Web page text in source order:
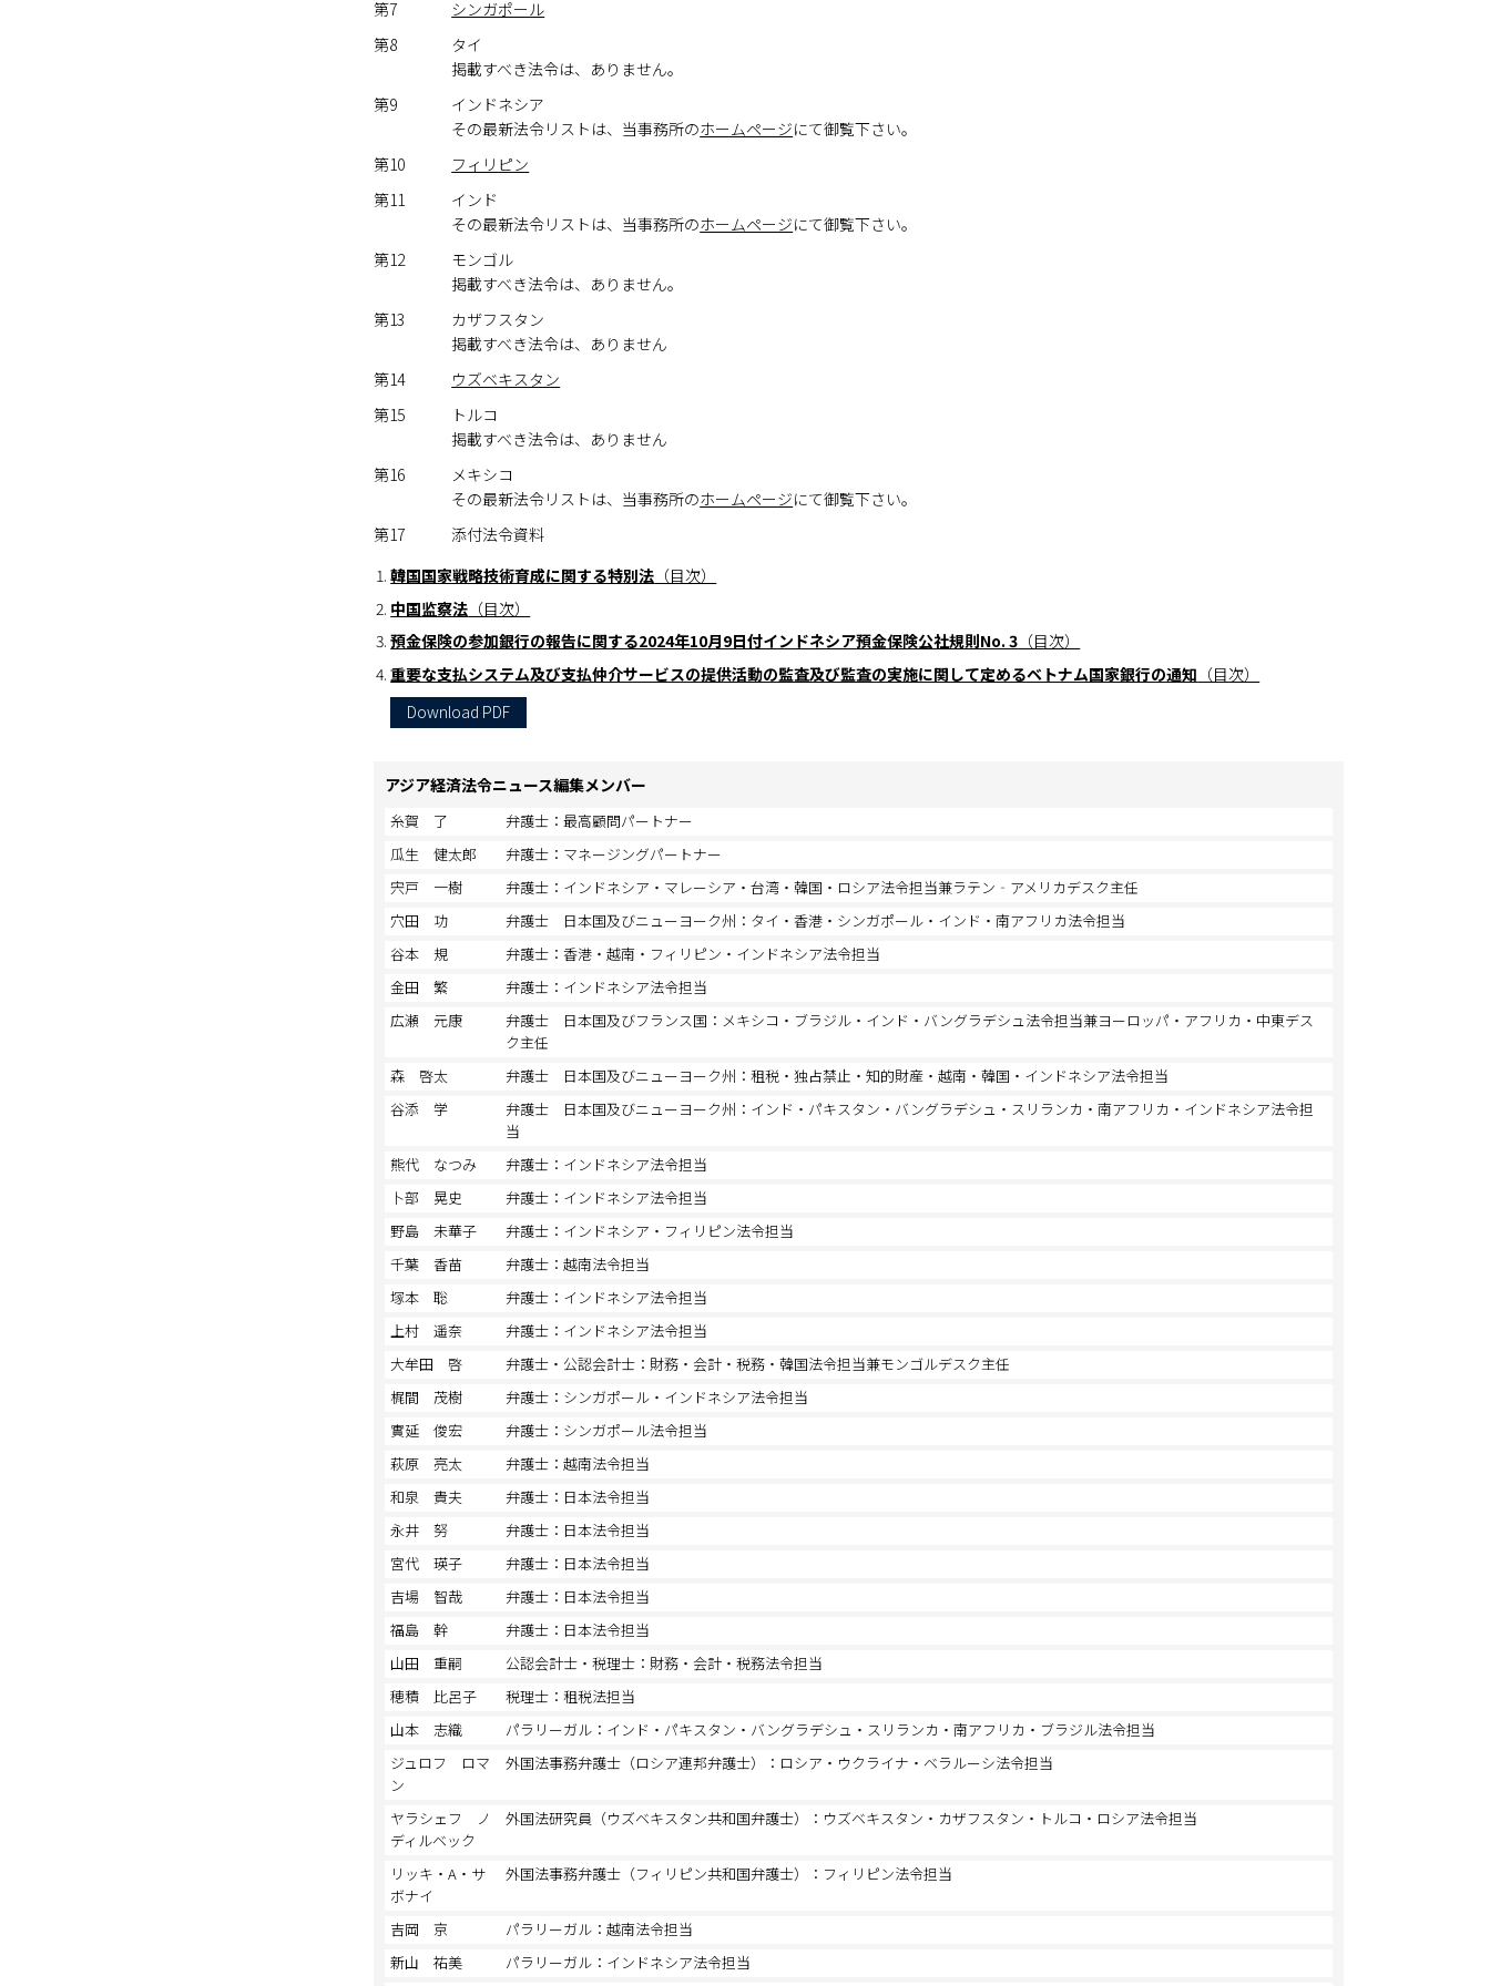
第7
シンガポール
第8
タイ
掲載すべき法令は、ありません。
第9
インドネシア
その最新法令リストは、当事務所のホームページにて御覧下さい。
第10
フィリピン
第11
インド
その最新法令リストは、当事務所のホームページにて御覧下さい。
第12
モンゴル
掲載すべき法令は、ありません。
第13
カザフスタン
掲載すべき法令は、ありません
第14
ウズベキスタン
第15
トルコ
掲載すべき法令は、ありません
第16
メキシコ
その最新法令リストは、当事務所のホームページにて御覧下さい。
第17
添付法令資料
韓国国家戦略技術育成に関する特別法 （目次）
中国监察法 （目次）
預金保険の参加銀行の報告に関する2024年10月9日付インドネシア預金保険公社規則No. 3 （目次）
重要な支払システム及び支払仲介サービスの提供活動の監査及び監査の実施に関して定めるベトナム国家銀行の通知 （目次）
Download PDF
アジア経済法令ニュース編集メンバー
糸賀 了
弁護士：最高顧問パートナー
瓜生 健太郎
弁護士：マネージングパートナー
宍戸 一樹
弁護士：インドネシア・マレーシア・台湾・韓国・ロシア法令担当兼ラテン‐アメリカデスク主任
穴田 功
弁護士 日本国及びニューヨーク州：タイ・香港・シンガポール・インド・南アフリカ法令担当
谷本 規
弁護士：香港・越南・フィリピン・インドネシア法令担当
金田 繁
弁護士：インドネシア法令担当
広瀬 元康
弁護士 日本国及びフランス国：メキシコ・ブラジル・インド・バングラデシュ法令担当兼ヨーロッパ・アフリカ・中東デス
ク主任
森 啓太
弁護士 日本国及びニューヨーク州：租税・独占禁止・知的財産・越南・韓国・インドネシア法令担当
谷添 学
弁護士 日本国及びニューヨーク州：インド・パキスタン・バングラデシュ・スリランカ・南アフリカ・インドネシア法令担
当
熊代 なつみ
弁護士：インドネシア法令担当
卜部 晃史
弁護士：インドネシア法令担当
野島 未華子
弁護士：インドネシア・フィリピン法令担当
千葉 香苗
弁護士：越南法令担当
塚本 聡
弁護士：インドネシア法令担当
上村 遥奈
弁護士：インドネシア法令担当
大牟田 啓
弁護士・公認会計士：財務・会計・税務・韓国法令担当兼モンゴルデスク主任
梶間 茂樹
弁護士：シンガポール・インドネシア法令担当
實延 俊宏
弁護士：シンガポール法令担当
萩原 亮太
弁護士：越南法令担当
和泉 貴夫
弁護士：日本法令担当
永井 努
弁護士：日本法令担当
宮代 瑛子
弁護士：日本法令担当
吉場 智哉
弁護士：日本法令担当
福島 幹
弁護士：日本法令担当
山田 重嗣
公認会計士・税理士：財務・会計・税務法令担当
穂積 比呂子
税理士：租税法担当
山本 志織
パラリーガル：インド・パキスタン・バングラデシュ・スリランカ・南アフリカ・ブラジル法令担当
ジュロフ ロマ
ン
外国法事務弁護士（ロシア連邦弁護士）：ロシア・ウクライナ・ベラルーシ法令担当
ヤラシェフ ノ
ディルベック
外国法研究員（ウズベキスタン共和国弁護士）：ウズベキスタン・カザフスタン・トルコ・ロシア法令担当
リッキ・A・サ
ボナイ
外国法事務弁護士（フィリピン共和国弁護士）：フィリピン法令担当
吉岡 京
パラリーガル：越南法令担当
新山 祐美
パラリーガル：インドネシア法令担当